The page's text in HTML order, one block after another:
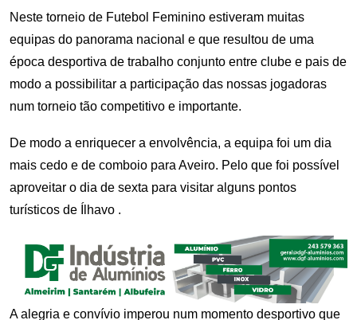
Neste torneio de Futebol Feminino estiveram muitas
equipas do panorama nacional e que resultou de uma
época desportiva de trabalho conjunto entre clube e pais de
modo a possibilitar a participação das nossas jogadoras
num torneio tão competitivo e importante.
De modo a enriquecer a envolvência, a equipa foi um dia
mais cedo e de comboio para Aveiro. Pelo que foi possível
aproveitar o dia de sexta para visitar alguns pontos
turísticos de Ílhavo .
A alegria e convívio imperou num momento desportivo que